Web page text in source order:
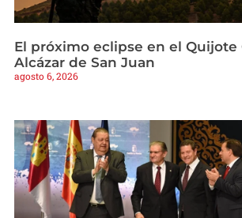
El próximo eclipse en el Quijote
Alcázar de San Juan
agosto 6, 2026